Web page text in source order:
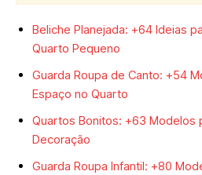
Beliche Planejada: +64 Ideias
Quarto Pequeno
Guarda Roupa de Canto: +54
Espaço no Quarto
Quartos Bonitos: +63 Modelos
Decoração
Guarda Roupa Infantil: +80